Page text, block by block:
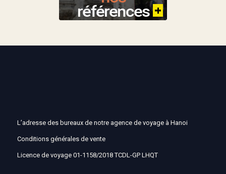
L’adresse des bureaux de notre agence de voyage à Hanoi
Conditions générales de vente
Licence de voyage 01-1158/2018 TCDL-GP LHQT